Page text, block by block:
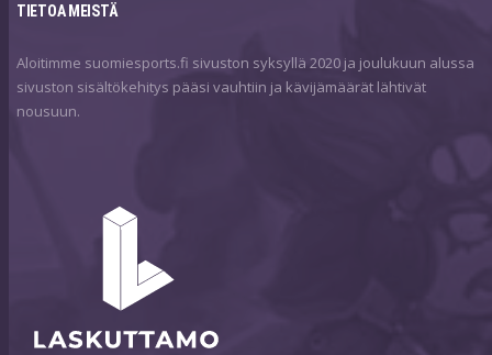
TIETOA MEISTÄ
Aloitimme suomiesports.fi sivuston syksyllä 2020 ja joulukuun alussa
sivuston sisältökehitys pääsi vauhtiin ja kävijämäärät lähtivät
nousuun.